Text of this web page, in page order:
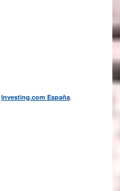
Investing.com España.